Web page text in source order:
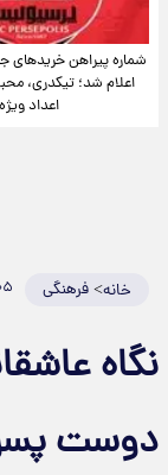
شماره پیراهن خریدهای
اعلام شد؛ تیکدری،
اعداد ویژه
خانه>فرهنگی ۰۵
نگاه
دوست